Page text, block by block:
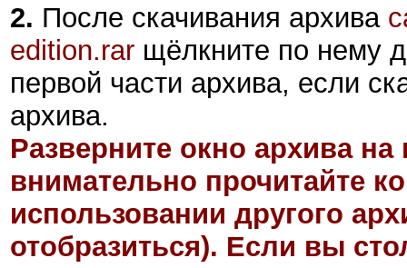
2. После скачивания архива
edition.rar щёлкните по нему
первой части архива, если
архива.
Разверните окно архива на
внимательно прочитайте
использовании другого
отобразиться). Если вы